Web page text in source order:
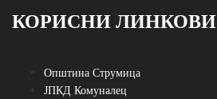
КОРИСНИ ЛИНКОВИ
Општина Струмица
ЈПКД Комуналец